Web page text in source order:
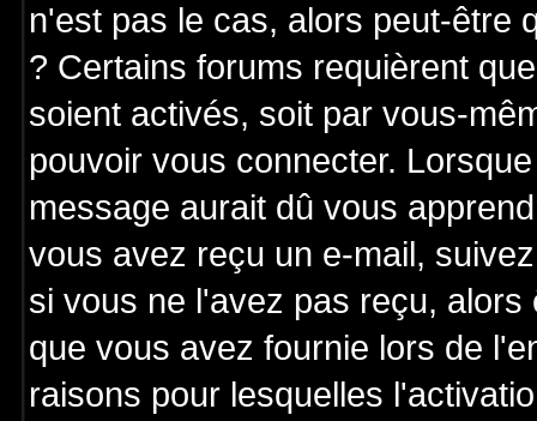
n'est pas le cas, alors peut-être
? Certains forums requièrent
soient activés, soit par vous-
pouvoir vous connecter.
message aurait dû vous
vous avez reçu un e-mail,
si vous ne l'avez pas reçu,
que vous avez fournie lors de
raisons pour lesquelles